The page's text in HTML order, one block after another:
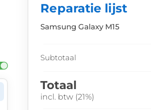
Reparatie lijst
Samsung Galaxy M15
Subtotaal
Totaal
incl. btw (21%)